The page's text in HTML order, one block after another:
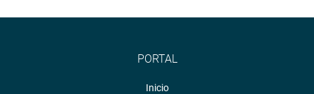
PORTAL
Inicio